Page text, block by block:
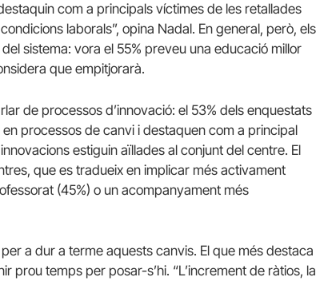
com a principals víctimes de les retallades
laborals”, opina Nadal. En general, però, els
sistema: vora el 55% preveu una educació millor
que empitjorarà.
de processos d’innovació: el 53% dels enquestats
processos de canvi i destaquen com a principal
estiguin aïllades al conjunt del centre. El
que es tradueix en implicar més activament
(45%) o un acompanyament més
a dur a terme aquests canvis. El que més destaca
prou temps per posar-s’hi. “L’increment de ràtios, la